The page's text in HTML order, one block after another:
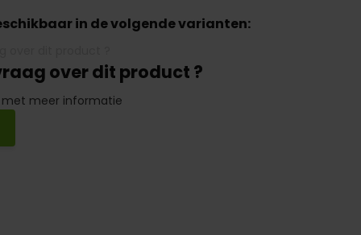
in de volgende varianten:
over dit product ?
met meer informatie